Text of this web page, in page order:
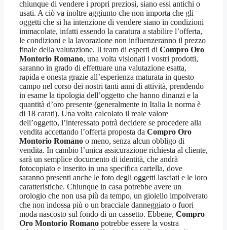
chiunque di vendere i propri preziosi, siano essi antichi o
usati. A ciò va inoltre aggiunto che non importa che gli
oggetti che si ha intenzione di vendere siano in condizioni
immacolate, infatti essendo la caratura a stabilire l’offerta,
le condizioni e la lavorazione non influenzeranno il prezzo
finale della valutazione. Il team di esperti di Compro Oro
Montorio Romano, una volta visionati i vostri prodotti,
saranno in grado di effettuare una valutazione esatta,
rapida e onesta grazie all’esperienza maturata in questo
campo nel corso dei nostri tanti anni di attività, prendendo
in esame la tipologia dell’oggetto che hanno dinanzi e la
quantità d’oro presente (generalmente in Italia la norma è
di 18 carati). Una volta calcolato il reale valore
dell’oggetto, l’interessato potrà decidere se procedere alla
vendita accettando l’offerta proposta da Compro Oro
Montorio Romano o meno, senza alcun obbligo di
vendita. In cambio l’unica assicurazione richiesta al cliente,
sarà un semplice documento di identità, che andrà
fotocopiato e inserito in una specifica cartella, dove
saranno presenti anche le foto degli oggetti lasciati e le loro
caratteristiche. Chiunque in casa potrebbe avere un
orologio che non usa più da tempo, un gioiello impolverato
che non indossa più o un bracciale danneggiato o fuori
moda nascosto sul fondo di un cassetto. Ebbene, Compro
Oro Montorio Romano potrebbe essere la vostra